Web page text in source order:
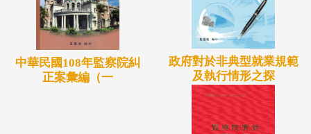
中華民國108年監察院糾
正案彙編（一
政府對於非典型就業規範
及執行情形之探